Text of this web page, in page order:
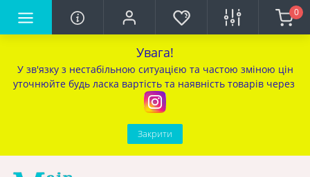
Увага!
У зв'язку з нестабільною ситуацією та частою зміною цін
уточнюйте будь ласка вартість та наявність товарів через
Закрити
0